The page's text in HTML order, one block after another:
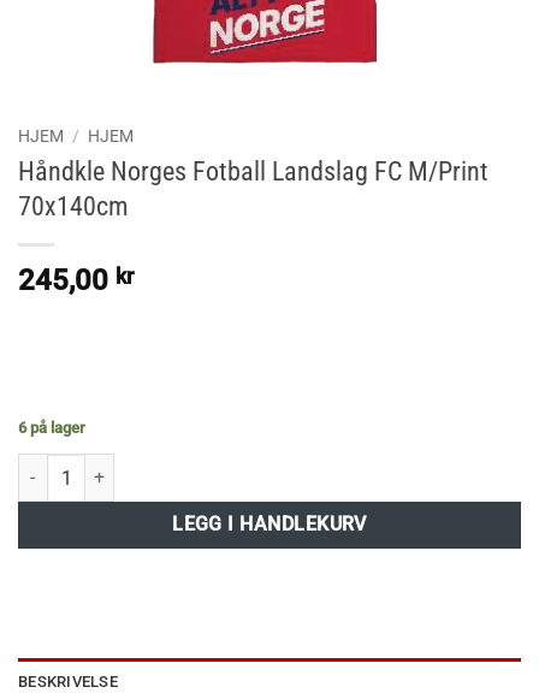
HJEM / HJEM
Håndkle Norges Fotball Landslag FC M/Print
70x140cm
245,00 kr
6 på lager
Håndkle Norges Fotball Landslag FC M/Print 70x140cm antall
LEGG I HANDLEKURV
Alternative:
BESKRIVELSE